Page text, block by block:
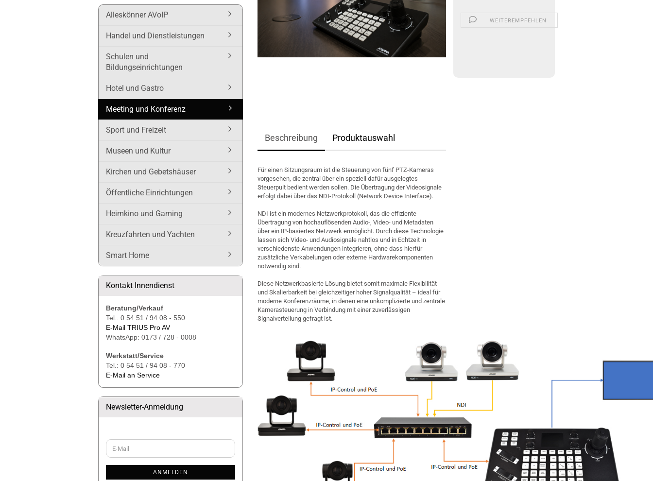
WEITEREMPFEHLEN
Beschreibung Produktauswahl
Für einen Sitzungsraum ist die Steuerung von fünf PTZ-Kameras
vorgesehen, die zentral über ein speziell dafür ausgelegtes
Steuerpult bedient werden sollen. Die Übertragung der Videosignale
erfolgt dabei über das NDI-Protokoll (Network Device Interface).
NDI ist ein modernes Netzwerkprotokoll, das die effiziente
Übertragung von hochauflösenden Audio-, Video- und Metadaten
über ein IP-basiertes Netzwerk ermöglicht. Durch diese Technologie
lassen sich Video- und Audiosignale nahtlos und in Echtzeit in
verschiedenste Anwendungen integrieren, ohne dass hierfür
zusätzliche Verkabelungen oder externe Hardwarekomponenten
notwendig sind.
Diese Netzwerkbasierte Lösung bietet somit maximale Flexibilität
und Skalierbarkeit bei gleichzeitiger hoher Signalqualität – ideal für
moderne Konferenzräume, in denen eine unkomplizierte und zentrale
Kamerasteuerung in Verbindung mit einer zuverlässigen
Signalverteilung gefragt ist.
Alleskönner AVoIP
Handel und Dienstleistungen
Schulen und
Bildungseinrichtungen
Hotel und Gastro
Meeting und Konferenz
Sport und Freizeit
Museen und Kultur
Kirchen und Gebetshäuser
Öffentliche Einrichtungen
Heimkino und Gaming
Kreuzfahrten und Yachten
Smart Home
Kontakt Innendienst
Beratung/Verkauf
Tel.: 0 54 51 / 94 08 - 550
E-Mail TRIUS Pro AV
WhatsApp: 0173 / 728 - 0008
Werkstatt/Service
Tel.: 0 54 51 / 94 08 - 770
E-Mail an Service
Newsletter-Anmeldung
WEITER
ZUR
E-
Mail
ANMELDEN